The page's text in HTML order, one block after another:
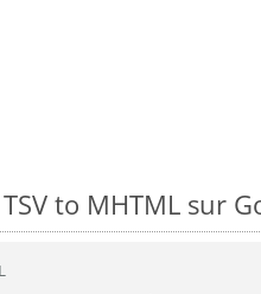
to MHTML sur